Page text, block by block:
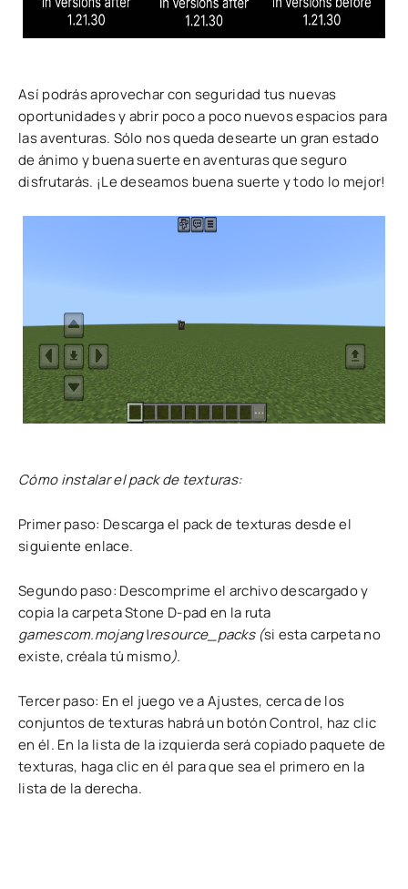
Así podrás aprovechar con seguridad tus nuevas
oportunidades y abrir poco a poco nuevos espacios para
las aventuras. Sólo nos queda desearte un gran estado
de ánimo y buena suerte en aventuras que seguro
disfrutarás. ¡Le deseamos buena suerte y todo lo mejor!
Cómo instalar el pack de texturas:
Primer paso: Descarga el pack de texturas desde el
siguiente enlace.
Segundo paso: Descomprime el archivo descargado y
copia la carpeta Stone D-pad en la ruta
gamescom.mojang\resource_packs (si esta carpeta no
existe, créala tú mismo).
Tercer paso: En el juego ve a Ajustes, cerca de los
conjuntos de texturas habrá un botón Control, haz clic
en él. En la lista de la izquierda será copiado paquete de
texturas, haga clic en él para que sea el primero en la
lista de la derecha.